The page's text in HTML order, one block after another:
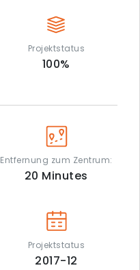
Projektstatus
100%
Entfernung zum Zentrum:
20 Minutes
Projektstatus
2017-12